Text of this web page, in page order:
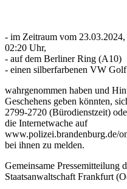
- im Zeitraum vom
02:20 Uhr,
- auf dem Berliner Ring (A10)
- einen silberfarbenen VW
wahrgenommen haben und
Geschehens geben könnten,
2799-2720 (Bürodienstzeit)
die Internetwache auf
www.polizei.brandenburg.de/
bei ihnen zu melden.
Gemeinsame Pressemitteilung
Staatsanwaltschaft Frankfurt